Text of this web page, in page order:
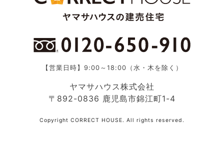
【営業日時】9:00～18:00（水・木を除く）
ヤマサハウス株式会社
〒892-0836 鹿児島市錦江町1-4
Copyright CORRECT HOUSE. All rights reserved.